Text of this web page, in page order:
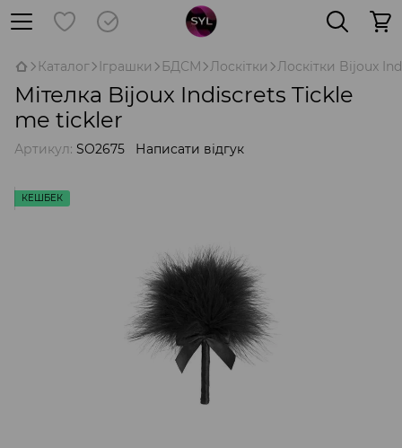
Каталог Іграшки БДСМ Лоскітки Лоскітки Bijoux
Мітелка Bijoux Indiscrets Tickle
me tickler
Артикул: SO2675 Написати відгук
КЕШБЕК